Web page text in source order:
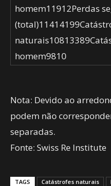
homem11912Perdas
homem9810
Nota: Devido ao
podem não
separadas.
Fonte: Swiss Re Institute
TAGS Catástrofes naturais